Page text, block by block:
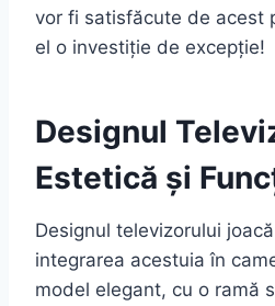
vor fi satisfăcute de acest
el o investiție de excepție!
Designul
Estetică și
Designul televizorului
integrarea acestuia în
model elegant, cu o ramă